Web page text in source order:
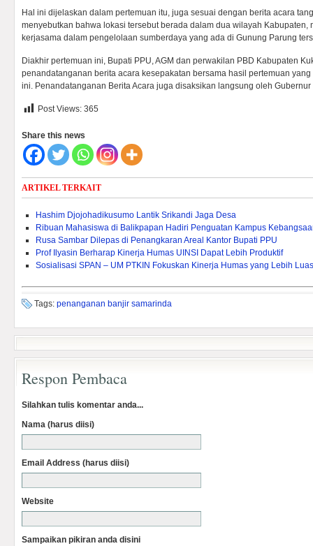
Hal ini dijelaskan dalam pertemuan itu, juga sesuai dengan berita acara
menyebutkan bahwa lokasi tersebut berada dalam dua wilayah Kabupaten,
kerjasama dalam pengelolaan sumberdaya yang ada di Gunung Parung
Diakhir pertemuan ini, Bupati PPU, AGM dan perwakilan PBD Kabupaten
penandatanganan berita acara kesepakatan bersama hasil pertemuan
ini. Penandatanganan Berita Acara juga disaksikan langsung oleh
Post Views: 365
Share this news
ARTIKEL TERKAIT
Hashim Djojohadikusumo Lantik Srikandi Jaga Desa
Ribuan Mahasiswa di Balikpapan Hadiri Penguatan Kampus
Rusa Sambar Dilepas di Penangkaran Areal Kantor Bupati PPU
Prof Ilyasin Berharap Kinerja Humas UINSI Dapat Lebih Produktif
Sosialisasi SPAN – UM PTKIN Fokuskan Kinerja Humas yang Lebih Luas
Tags: penanganan banjir samarinda
Respon Pembaca
Silahkan tulis komentar anda...
Nama (harus diisi)
Email Address (harus diisi)
Website
Sampaikan pikiran anda disini